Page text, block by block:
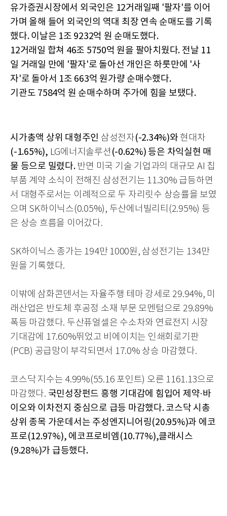
유가증권시장에서 외국인은 12거래일째 '팔자'를 이어
가며 올해 들어 외국인의 역대 최장 연속 순매도를 기록
했다. 이날은 1조 9232억 원 순매도했다.
12거래일 합쳐 46조 5750억 원을 팔아치웠다. 전날 11
일 거래일 만에 '팔자'로 돌아선 개인은 하룻만에 '사
자'로 돌아서 1조 663억 원가량 순매수했다.
기관도 7584억 원 순매수하며 주가에 힘을 보탰다.
시가총액 상위 대형주인 삼성전자(-2.34%)와 현대차
(-1.65%), LG에너지솔루션 (-0.62%) 등은 차익실현 매
물 등으로 밀렸다. 반면 미국 기술 기업과의 대규모 AI 칩
부품 계약 소식이 전해진 삼성전기는 11.30% 급등하면
서 대형주로서는 이례적으로 두 자리릿수 상승률을 보였
으며 SK하이닉스(0.05%), 두산에너빌리티 (2.95%) 등
은 상승 흐름을 이어갔다.
SK하이닉스 종가는 194만 1000원, 삼성전기는 134만
원을 기록했다.
이밖에 삼화콘덴서는 자율주행 테마 강세로 29.94%, 미
래산업은 반도체 후공정 소재 부문 모멘텀으로 29.89%
폭등 마감했다. 두산퓨얼셀은 수소차와 연료전지 시장
기대감에 17.60%뛰었고 비에이치는 인쇄회로기판
(PCB) 공급망이 부각되면서 17.0% 상승 마감했다.
코스닥 지수는 4.99%(55.16 포인트) 오른 1161.13으로
마감했다. 국민성장펀드 흥행 기대감에 힘입어 제약·바
이오와 이차전지 중심으로 급등 마감했다. 코스닥 시총
상위 종목 가운데서는 주성엔지니어링(20.95%)과 에코
프로(12.97%), 에코프로비엠(10.77%),클래시스
(9.28%)가 급등했다.